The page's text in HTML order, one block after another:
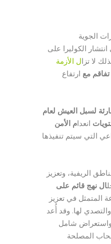
الجوية
الكوليرا على
لا تزال الأزمة
تفاقم مع ارتفاع
لسبل العيش لعام
انعدام الأمن
التي سيتم تنفيذها
الريفية، وتعزيز
ال نهج قائم على
المتمثل في تعزيز
لها. وقد أُعد
واستعراض شامل
المصلحة